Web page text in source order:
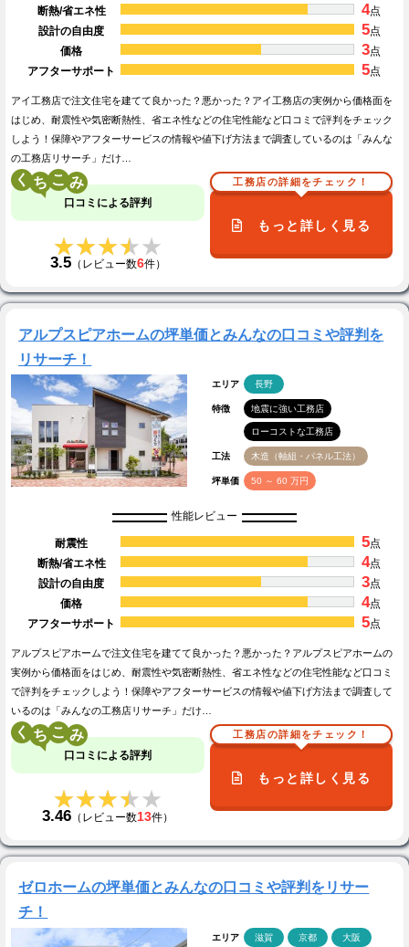
断熱/省エネ性
4点
設計の自由度
5点
価格
3点
アフターサポート
5点
アイ工務店で注文住宅を建てて良かった？悪かった？アイ工務店の実例から価格面を
はじめ、耐震性や気密断熱性、省エネ性などの住宅性能など口コミで評判をチェック
しよう！保障やアフターサービスの情報や値下げ方法まで調査しているのは「みんな
の工務店リサーチ」だけ…
く こ
口コミによる評判
★★★★★
★★★★★
3.5（レビュー数6件）
工務店の詳細をチェック！
もっと詳しく見る
アルプスピアホームの坪単価とみんなの口コミや評判を
リサーチ！
エリア 長野
特徴 地震に強い工務店
ローコストな工務店
工法 木造（軸組・パネル工法）
坪単価 50 ～ 60 万円
性能レビュー
耐震性 5点
断熱/省エネ性
4点
設計の自由度
3点
価格
4点
アフターサポート
5点
アルプスピアホームで注文住宅を建てて良かった？悪かった？アルプスピアホームの
実例から価格面をはじめ、耐震性や気密断熱性、省エネ性などの住宅性能など口コミ
で評判をチェックしよう！保障やアフターサービスの情報や値下げ方法まで調査して
いるのは「みんなの工務店リサーチ」だけ…
く こ
口コミによる評判
★★★★★
★★★★★
3.46 （レビュー数13件）
工務店の詳細をチェック！
もっと詳しく見る
ゼロホームの坪単価とみんなの口コミや評判をリサー
チ！
エリア 滋賀 京都 大阪